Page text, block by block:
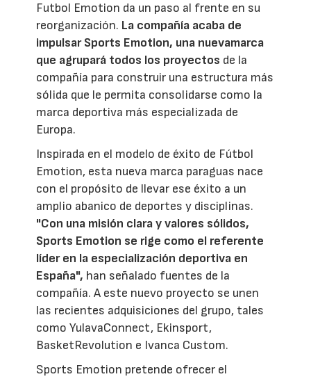
Futbol Emotion da un paso al frente en su
reorganización. La compañía acaba de
impulsar Sports Emotion, una nuevamarca
que agrupará todos los proyectos de la
compañía para construir una estructura más
sólida que le permita consolidarse como la
marca deportiva más especializada de
Europa.
Inspirada en el modelo de éxito de Fútbol
Emotion, esta nueva marca paraguas nace
con el propósito de llevar ese éxito a un
amplio abanico de deportes y disciplinas.
"Con una misión clara y valores sólidos,
Sports Emotion se rige como el referente
líder en la especialización deportiva en
España", han señalado fuentes de la
compañía. A este nuevo proyecto se unen
las recientes adquisiciones del grupo, tales
como YulavaConnect, Ekinsport,
BasketRevolution e Ivanca Custom.
Sports Emotion pretende ofrecer el